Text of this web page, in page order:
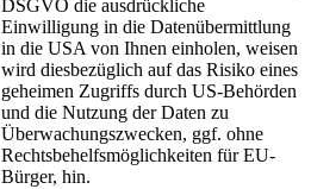
DSGVO die ausdrückliche
Einwilligung in die Datenübermittlung
in die USA von Ihnen einholen, weisen
wird diesbezüglich auf das Risiko eines
geheimen Zugriffs durch US-Behörden
und die Nutzung der Daten zu
Überwachungszwecken, ggf. ohne
Rechtsbehelfsmöglichkeiten für EU-
Bürger, hin.